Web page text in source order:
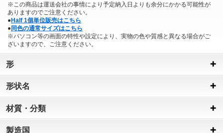
※この商品は運送会社の事情により予定納入日よりも余分にかかる可能性が
ありますのでご注意ください。
●Half 1個単位販売はこちら
●同色の通常サイズはこちら
※パソコン等の画面の特性や設定により、実物の色や質感と異なる場合がご
ざいますので、ご注意ください。
形
形状名
材質・分類
製造国